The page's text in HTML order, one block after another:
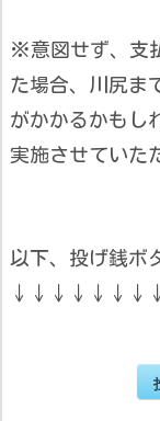
※意図せず、支
た場合、川尻ま
がかかるかもし
実施させていた
以下、投げ銭ボ